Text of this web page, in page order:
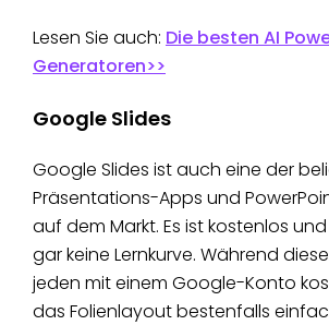
Lesen Sie auch: Die besten AI
Generatoren>>
Google Slides
Google Slides ist auch eine der
Präsentations-Apps und
auf dem Markt. Es ist kostenlos
gar keine Lernkurve. Während
jeden mit einem Google-Konto
das Folienlayout bestenfalls